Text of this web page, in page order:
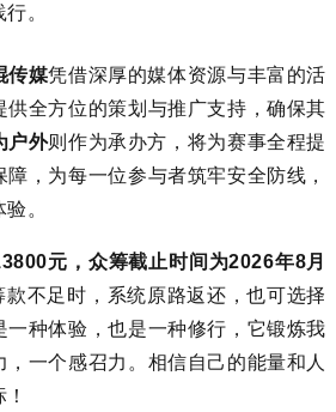
。
传媒凭借深厚的媒体资源与丰富的活
供全方位的策划与推广支持，确保其
户外则作为承办方，将为赛事全程提
，为每一位参与者筑牢安全防线，
。
元，众筹截止时间为2026年8月
款不足时，系统原路返还，也可选择
一种体验，也是一种修行，它锻炼我
一个感召力。相信自己的能量和人